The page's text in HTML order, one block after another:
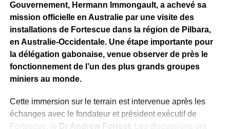
Gouvernement, Hermann Immongault, a achevé sa
mission officielle en Australie par une visite des
installations de Fortescue dans la région de Pilbara,
en Australie-Occidentale. Une étape importante pour
la délégation gabonaise, venue observer de près le
fonctionnement de l’un des plus grands groupes
miniers au monde.
Cette immersion sur le terrain est intervenue après les
échanges avec le fondateur et président exécutif de
Fortescue, le Dr Andrew Forrest. Les discussions ont